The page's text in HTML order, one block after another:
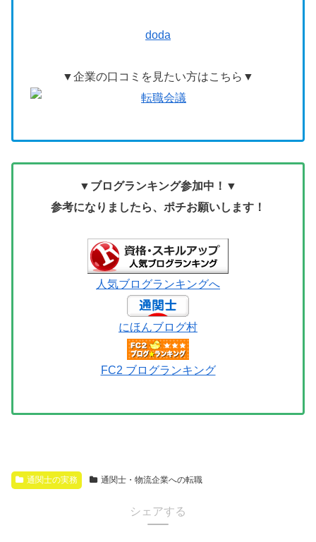
doda
▼企業の口コミを見たい方はこちら▼
▼ブログランキング参加中！▼
参考になりましたら、ポチお願いします！
人気ブログランキングへ
にほんブログ村
FC2 ブログランキング
通関士の実務 通関士・物流企業への転職
シェアする